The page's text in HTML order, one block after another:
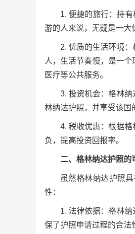
1. 便捷的旅行：持
游的人来说，无疑是一大
2. 优质的生活环境
人，生活节奏慢，是一
医疗等公共服务。
3. 投资机会：格林
林纳达护照，并享受该国
4. 税收优惠：根据
负，提高投资回报率。
二、格林纳达护照的
虽然格林纳达护照
性：
1. 法律依据：格林
保了护照申请过程的合法